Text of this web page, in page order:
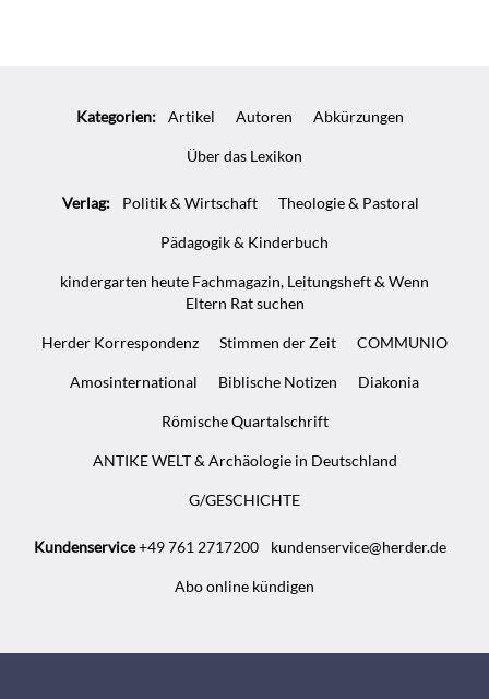
Kategorien: Artikel Autoren Abkürzungen
Über das Lexikon
Verlag: Politik & Wirtschaft Theologie & Pastoral
Pädagogik & Kinderbuch
kindergarten heute Fachmagazin, Leitungsheft & Wenn
Eltern Rat suchen
Herder Korrespondenz Stimmen der Zeit COMMUNIO
Amosinternational Biblische Notizen Diakonia
Römische Quartalschrift
ANTIKE WELT & Archäologie in Deutschland
G/GESCHICHTE
Kundenservice+49 761 2717200 kundenservice@herder.de
Abo online kündigen